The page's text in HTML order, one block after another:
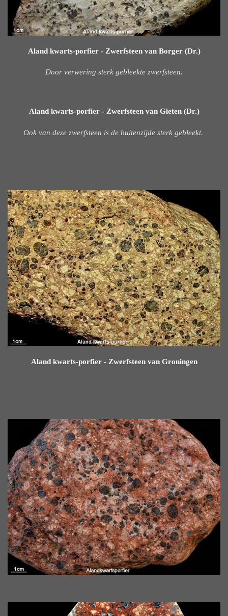
Aland kwarts-porfier - Zwerfsteen van Borger (Dr.)
Door verwering sterk gebleekte zwerfsteen.
Aland kwarts-porfier - Zwerfsteen van Gieten (Dr.)
Ook van deze zwerfsteen is de buitenzijde sterk gebleekt.
Aland kwarts-porfier - Zwerfsteen van Groningen